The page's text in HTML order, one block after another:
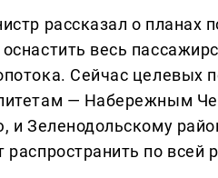
рассказал о планах
весь
Сейчас целевых
— Набережным
и Зеленодольскому
распространить по всей